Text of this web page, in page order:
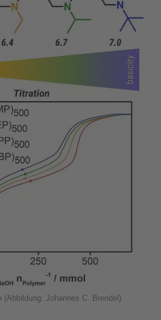
(Abbildung: Johannes C. Brendel)